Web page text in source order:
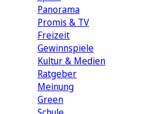
Panorama
Promis & TV
Freizeit
Gewinnspiele
Kultur & Medien
Ratgeber
Meinung
Green